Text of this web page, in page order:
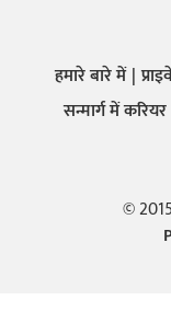
हमारे बारे में
सन्मार्ग में करियर
©